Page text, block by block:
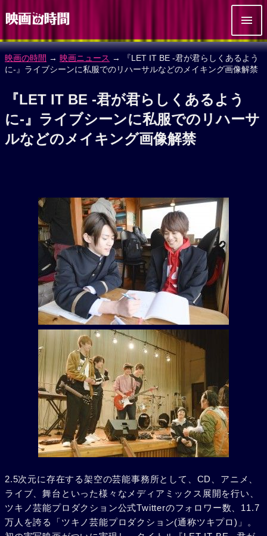
映画の時間 → 映画ニュース → 『LET IT BE -君が君らしくあるよう
に-』ライブシーンに私服でのリハーサルなどのメイキング画像解禁
『LET IT BE -君が君らしくあるよう
に-』ライブシーンに私服でのリハーサ
ルなどのメイキング画像解禁
2.5次元に存在する架空の芸能事務所として、CD、アニメ、
ライブ、舞台といった様々なメディアミックス展開を行い、
ツキノ芸能プロダクション公式Twitterのフォロワー数、11.7
万人を誇る「ツキノ芸能プロダクション(通称ツキプロ)」。